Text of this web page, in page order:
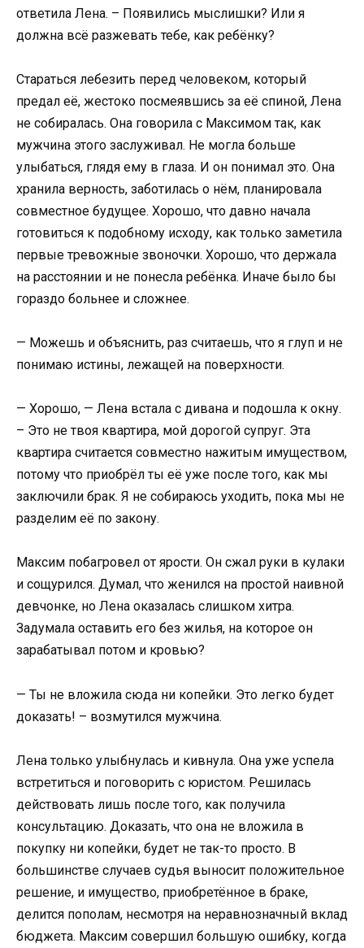
ответила Лена. – Появились мыслишки? Или я
должна всё разжевать тебе, как ребёнку?
Стараться лебезить перед человеком, который
предал её, жестоко посмеявшись за её спиной, Лена
не собиралась. Она говорила с Максимом так, как
мужчина этого заслуживал. Не могла больше
улыбаться, глядя ему в глаза. И он понимал это. Она
хранила верность, заботилась о нём, планировала
совместное будущее. Хорошо, что давно начала
готовиться к подобному исходу, как только заметила
первые тревожные звоночки. Хорошо, что держала
на расстоянии и не понесла ребёнка. Иначе было бы
гораздо больнее и сложнее.
— Можешь и объяснить, раз считаешь, что я глуп и не
понимаю истины, лежащей на поверхности.
— Хорошо, — Лена встала с дивана и подошла к окну.
– Это не твоя квартира, мой дорогой супруг. Эта
квартира считается совместно нажитым имуществом,
потому что приобрёл ты её уже после того, как мы
заключили брак. Я не собираюсь уходить, пока мы не
разделим её по закону.
Максим побагровел от ярости. Он сжал руки в кулаки
и сощурился. Думал, что женился на простой наивной
девчонке, но Лена оказалась слишком хитра.
Задумала оставить его без жилья, на которое он
зарабатывал потом и кровью?
— Ты не вложила сюда ни копейки. Это легко будет
доказать! – возмутился мужчина.
Лена только улыбнулась и кивнула. Она уже успела
встретиться и поговорить с юристом. Решилась
действовать лишь после того, как получила
консультацию. Доказать, что она не вложила в
покупку ни копейки, будет не так-то просто. В
большинстве случаев судья выносит положительное
решение, и имущество, приобретённое в браке,
делится пополам, несмотря на неравнозначный вклад
бюджета. Максим совершил большую ошибку, когда